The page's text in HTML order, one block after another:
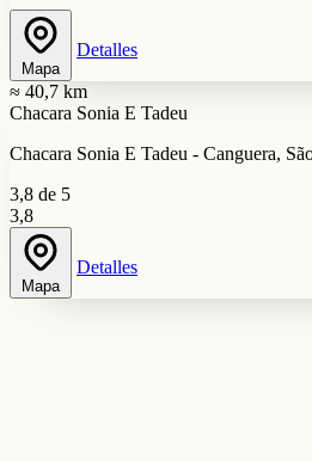
Mapa
Detalles
≈ 40,7 km
Chacara Sonia E Tadeu
Chacara Sonia E Tadeu - Canguera,
3,8 de 5
3,8
Mapa
Detalles